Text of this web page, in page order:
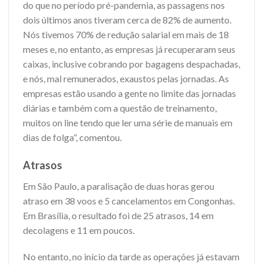
do que no período pré-pandemia, as passagens nos
dois últimos anos tiveram cerca de 82% de aumento.
Nós tivemos 70% de redução salarial em mais de 18
meses e, no entanto, as empresas já recuperaram seus
caixas, inclusive cobrando por bagagens despachadas,
e nós, mal remunerados, exaustos pelas jornadas. As
empresas estão usando a gente no limite das jornadas
diárias e também com a questão de treinamento,
muitos on line tendo que ler uma série de manuais em
dias de folga”, comentou.
Atrasos
Em São Paulo, a paralisação de duas horas gerou
atraso em 38 voos e 5 cancelamentos em Congonhas.
Em Brasília, o resultado foi de 25 atrasos, 14 em
decolagens e 11 em poucos.
No entanto, no início da tarde as operações já estavam